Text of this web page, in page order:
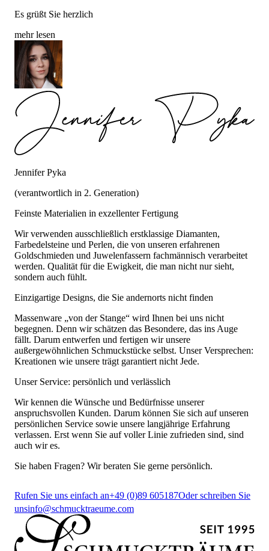
Es grüßt Sie herzlich
mehr lesen
Jennifer Pyka
(verantwortlich in 2. Generation)
Feinste Materialien in exzellenter Fertigung
Wir verwenden ausschließlich erstklassige Diamanten,
Farbedelsteine und Perlen, die von unseren erfahrenen
Goldschmieden und Juwelenfassern fachmännisch verarbeitet
werden. Qualität für die Ewigkeit, die man nicht nur sieht,
sondern auch fühlt.
Einzigartige Designs, die Sie andernorts nicht finden
Massenware „von der Stange“ wird Ihnen bei uns nicht
begegnen. Denn wir schätzen das Besondere, das ins Auge
fällt. Darum entwerfen und fertigen wir unsere
außergewöhnlichen Schmuckstücke selbst. Unser Versprechen:
Kreationen wie unsere trägt garantiert nicht Jede.
Unser Service: persönlich und verlässlich
Wir kennen die Wünsche und Bedürfnisse unserer
anspruchsvollen Kunden. Darum können Sie sich auf unseren
persönlichen Service sowie unsere langjährige Erfahrung
verlassen. Erst wenn Sie auf voller Linie zufrieden sind, sind
auch wir es.
Sie haben Fragen? Wir beraten Sie gerne persönlich.
Rufen Sie uns einfach an+49 (0)89 605187Oder schreiben Sie
unsinfo@schmucktraeume.com